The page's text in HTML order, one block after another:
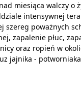
miesiąca walczy o
intensywnej
szereg poważnych
zapalenie płuc,
oraz ropień w
jajnika -